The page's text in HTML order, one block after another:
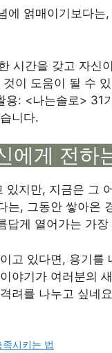
에 얽매이기보다는
시간을 갖고 자신
이 도움이 될 수
용: <나는솔로> 31
니다.
에게 전하
지만, 지금은 그
는, 그동안 쌓아온
답게 열어가는 가
고 있다면, 용기
야기가 여러분의
려를 나누고 싶네
시키는 법